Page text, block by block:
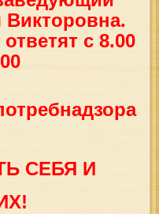
с 8.00
СЕБЯ И